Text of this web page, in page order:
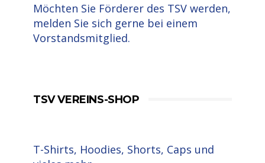
Möchten Sie Förderer des TSV werden,
melden Sie sich gerne bei einem
Vorstandsmitglied.
TSV VEREINS-SHOP
T-Shirts, Hoodies, Shorts, Caps und